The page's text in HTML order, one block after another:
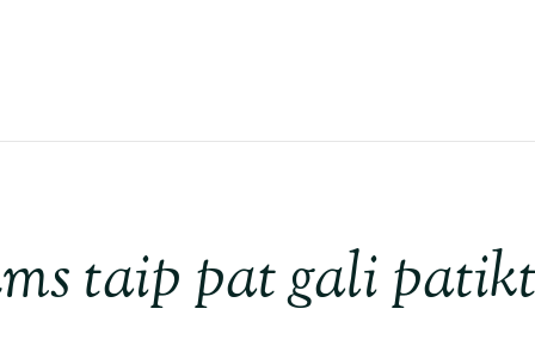
taip pat gali